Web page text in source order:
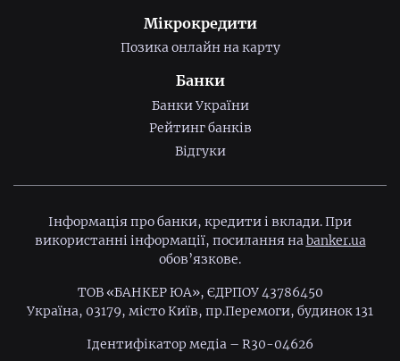
Мікрокредити
Позика онлайн на карту
Банки
Банки України
Рейтинг банків
Відгуки
Інформація про банки, кредити і вклади. При
використанні інформації, посилання наbanker.ua
обов’язкове.
ТОВ «БАНКЕР ЮА», ЄДРПОУ 43786450
Україна, 03179, місто Київ, пр.Перемоги, будинок 131
Ідентифiкатор медiа – R30-04626